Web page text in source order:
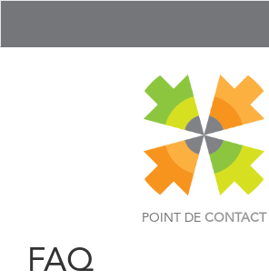
POINT DE CONTACT
FAQ